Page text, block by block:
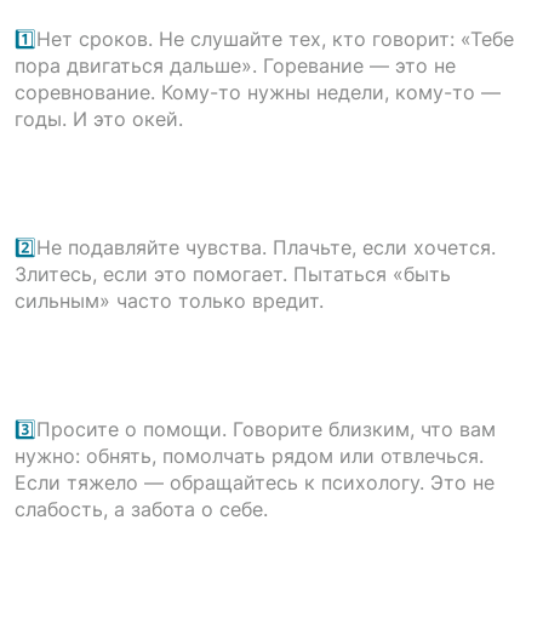
1️⃣Нет сроков. Не слушайте тех, кто говорит: «Тебе
пора двигаться дальше». Горевание — это не
соревнование. Кому-то нужны недели, кому-то —
годы. И это окей.
2️⃣Не подавляйте чувства. Плачьте, если хочется.
Злитесь, если это помогает. Пытаться «быть
сильным» часто только вредит.
3️⃣Просите о помощи. Говорите близким, что вам
нужно: обнять, помолчать рядом или отвлечься.
Если тяжело — обращайтесь к психологу. Это не
слабость, а забота о себе.